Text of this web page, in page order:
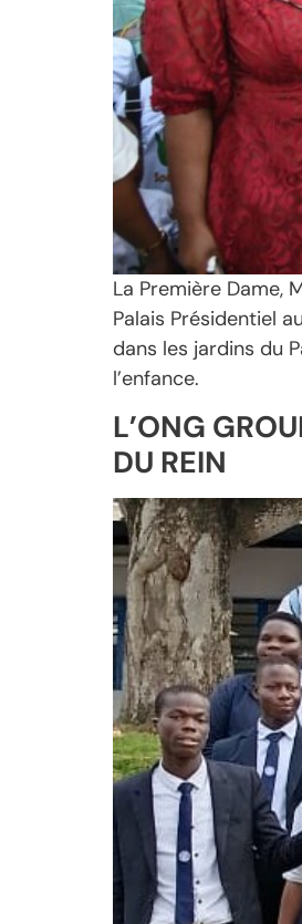
La Première Dame,
Palais Présidentiel
dans les jardins du
l’enfance.
L’ONG
DU REIN